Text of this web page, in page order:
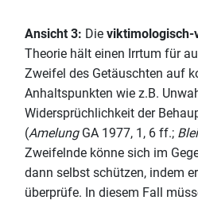
Ansicht 3: Die
Theorie hält einen Irrtum für
Zweifel des Getäuschten auf
Anhaltspunkten wie z.B.
Widersprüchlichkeit der
(AmelungGA 1977, 1, 6 ff.; Blei
Zweifelnde könne sich im
dann selbst schützen, indem
überprüfe. In diesem Fall